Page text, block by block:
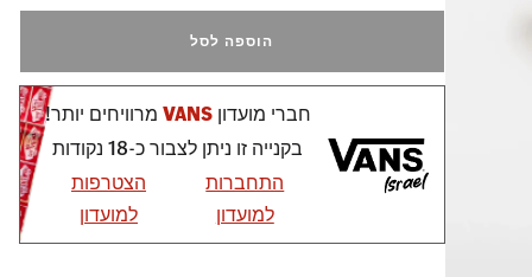
הוספה לסל
חברי מועדוןVANS מרוויחים יותר!
בקנייה זו ניתן לצבור כ-18 נקודות
התחברות
למועדון
הצטרפות
למועדון